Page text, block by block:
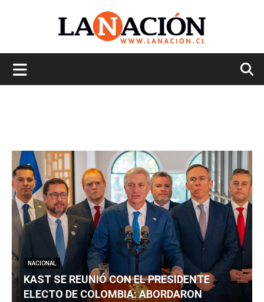
NACIONAL
KAST SE REUNIÓ CON EL PRESIDENTE
ELECTO DE COLOMBIA: ABORDARON